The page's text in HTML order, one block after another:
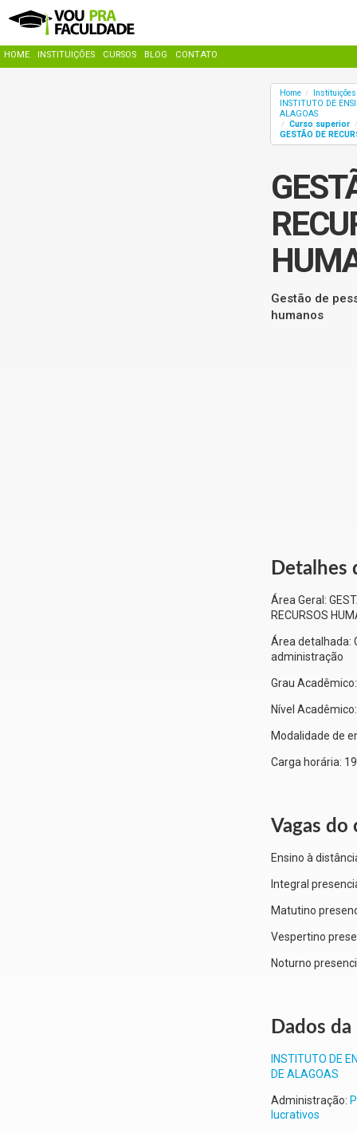
HOME INSTITUIÇÕES CURSOS BLOG CONTATO
Home /
INSTITUTO DE
ALAGOAS
/ Curso superior /
GESTÃO DE
Gestão de
humanos
Detalhes
Área Geral:
RECURSOS
Área detalhada:
administração
Grau
Nível
Modalidade de
Carga horária:
Vagas do
Ensino à
Integral
Matutino
Vespertino
Noturno
Dados
INSTITUTO DE
DE ALAGOAS
Administração:
lucrativos